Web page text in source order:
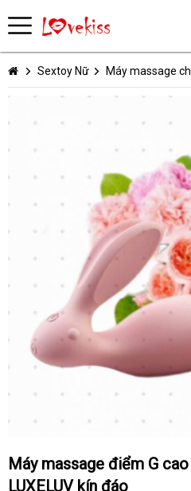
Sextoy Nữ Máy massage
Máy massage điểm G cao cấp rung mạnh
LUXELUV kín đáo